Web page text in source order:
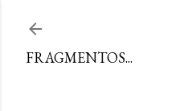
FRAGMENTOS...